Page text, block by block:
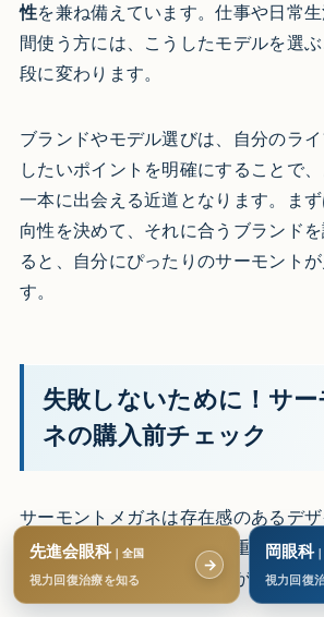
性を兼ね備えています。仕事や日常
間使う方には、こうしたモデルを選
段に変わります。
ブランドやモデル選びは、自分のラ
したいポイントを明確にすることで
一本に出会える近道となります。ま
向性を決めて、それに合うブランド
ると、自分にぴったりのサーモント
す。
失敗しないために！サ
ネの購入前チェック
サーモントメガネは存在感のあるデ
が、見た目だけで選ぶと「重たく感
ない」といった不満につながること
先進会眼科｜全国
視力回復治療を知る
→
岡眼科
視力回復